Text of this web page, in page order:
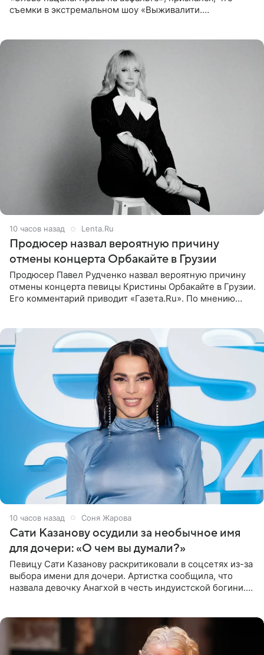
съемки в экстремальном шоу «Выживалити.
10 часов назад Lenta.Ru
Продюсер назвал вероятную причину
отмены концерта Орбакайте в Грузии
Продюсер Павел Рудченко назвал вероятную причину
отмены концерта певицы Кристины Орбакайте в Грузии.
Его комментарий приводит «Газета.Ru». По мнению
10 часов назад Соня Жарова
Сати Казанову осудили за необычное имя
для дочери: «О чем вы думали?»
Певицу Сати Казанову раскритиковали в соцсетях из-за
выбора имени для дочери. Артистка сообщила, что
назвала девочку Анагхой в честь индуистской богини.